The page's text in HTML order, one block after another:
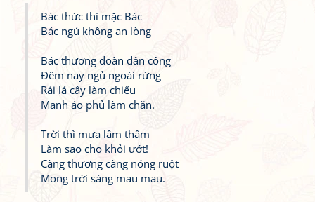
Bác thức thì mặc Bác
Bác ngủ không an lòng
Bác thương đoàn dân công
Đêm nay ngủ ngoài rừng
Rải lá cây làm chiếu
Manh áo phủ làm chăn.
Trời thì mưa lâm thâm
Làm sao cho khỏi ướt!
Càng thương càng nóng ruột
Mong trời sáng mau mau.